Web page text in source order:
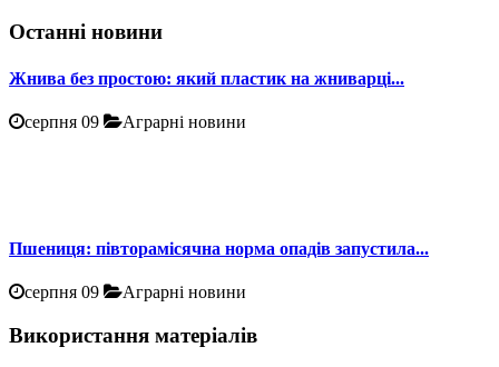
Останні новини
Жнива без простою: який пластик на жниварці...
серпня 09 Аграрні новини
Пшениця: півторамісячна норма опадів запустила...
серпня 09 Аграрні новини
Використання матеріалів